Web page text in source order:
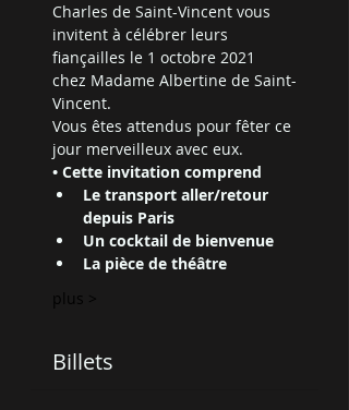
Charles de Saint-Vincent vous
invitent à célébrer leurs
fiançailles le 1 octobre 2021
chez Madame Albertine de Saint-
Vincent.
Vous êtes attendus pour fêter ce
jour merveilleux avec eux.
• Cette invitation comprend
Le transport aller/retour
depuis Paris
Un cocktail de bienvenue
La pièce de théâtre
plus >
Billets